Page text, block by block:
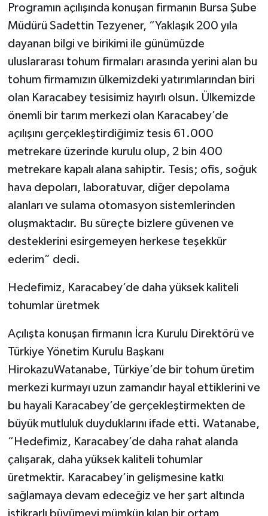
Programın açılışında konuşan firmanın Bursa Şube
Müdürü Sadettin Tezyener, “Yaklaşık 200 yıla
dayanan bilgi ve birikimi ile günümüzde
uluslararası tohum firmaları arasında yerini alan bu
tohum firmamızın ülkemizdeki yatırımlarından biri
olan Karacabey tesisimiz hayırlı olsun. Ülkemizde
önemli bir tarım merkezi olan Karacabey’de
açılışını gerçekleştirdiğimiz tesis 61.000
metrekare üzerinde kurulu olup, 2 bin 400
metrekare kapalı alana sahiptir. Tesis; ofis, soğuk
hava depoları, laboratuvar, diğer depolama
alanları ve sulama otomasyon sistemlerinden
oluşmaktadır. Bu süreçte bizlere güvenen ve
desteklerini esirgemeyen herkese teşekkür
ederim” dedi.
Hedefimiz, Karacabey’de daha yüksek kaliteli
tohumlar üretmek
Açılışta konuşan firmanın İcra Kurulu Direktörü ve
Türkiye Yönetim Kurulu Başkanı
HirokazuWatanabe, Türkiye’de bir tohum üretim
merkezi kurmayı uzun zamandır hayal ettiklerini ve
bu hayali Karacabey’de gerçekleştirmekten de
büyük mutluluk duyduklarını ifade etti. Watanabe,
“Hedefimiz, Karacabey’de daha rahat alanda
çalışarak, daha yüksek kaliteli tohumlar
üretmektir. Karacabey’in gelişmesine katkı
sağlamaya devam edeceğiz ve her şart altında